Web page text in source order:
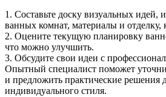
1. Составьте доску визуальных идей,
ванных комнат, материалы и отделку,
2. Оцените текущую планировку
что можно улучшить.
3. Обсудите свои идеи с
Опытный специалист поможет
и предложить практические решения
индивидуального стиля.